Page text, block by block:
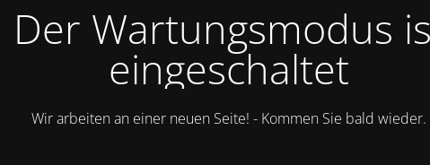
Der Wartungsmodus
eingeschaltet
Wir arbeiten an einer neuen Seite! - Kommen Sie bald wieder.